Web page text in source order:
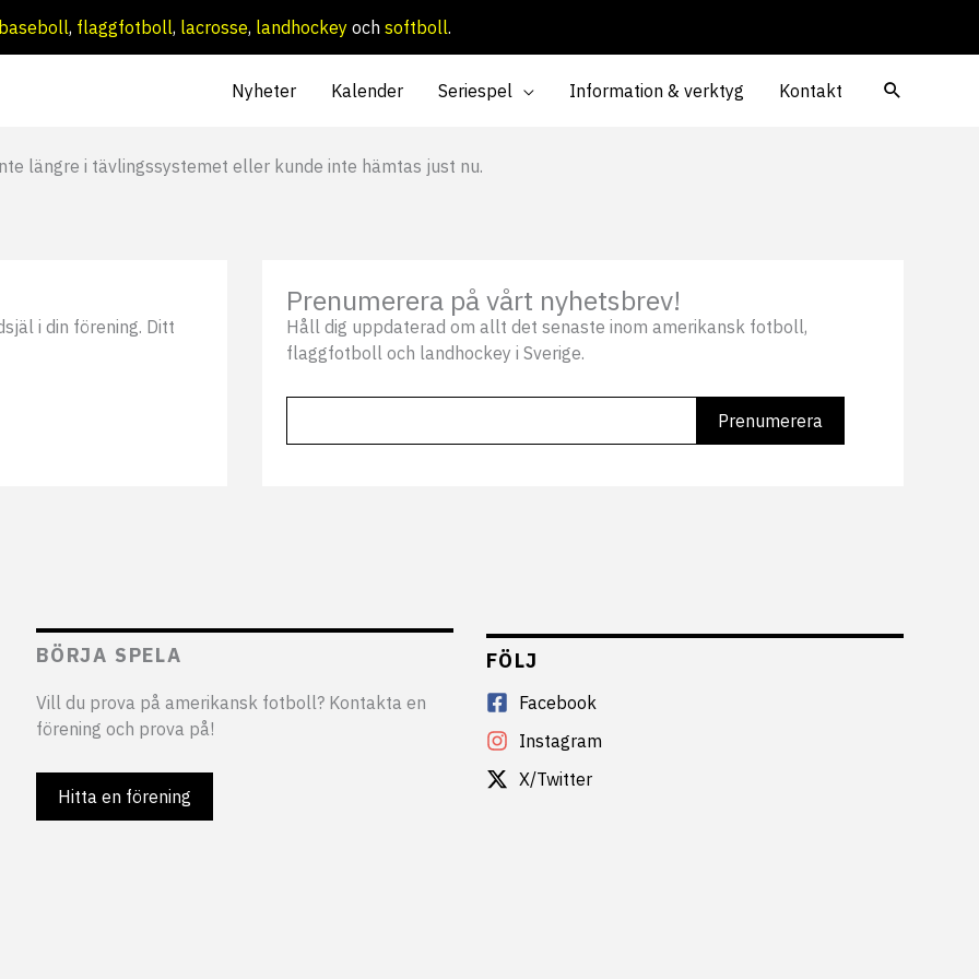
baseboll, flaggfotboll, lacrosse, landhockey och softboll.
Nyheter Kalender Seriespel Information & verktyg Kontakt
längre i tävlingssystemet eller kunde inte hämtas just nu.
i din förening. Ditt
Prenumerera på vårt nyhetsbrev!
Håll dig uppdaterad om allt det senaste inom amerikansk fotboll,
flaggfotboll och landhockey i Sverige.
BÖRJA SPELA
Vill du prova på amerikansk fotboll? Kontakta en
förening och prova på!
Hitta en förening
FÖLJ
Facebook
Instagram
X/Twitter